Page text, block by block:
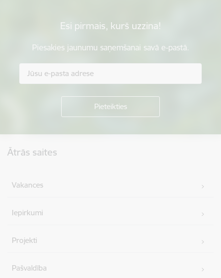
Esi pirmais, kurš uzzina!
Piesakies jaunumu saņemšanai savā e-pastā.
Ātrās saites
Vakances
Iepirkumi
Projekti
Pašvaldība